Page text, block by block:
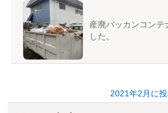
産廃バッカンコンテ
した。
2021年2月に